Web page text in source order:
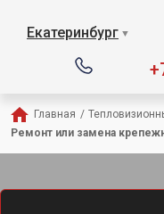
Екатеринбург ▼
Главная /
Ремонт или замена